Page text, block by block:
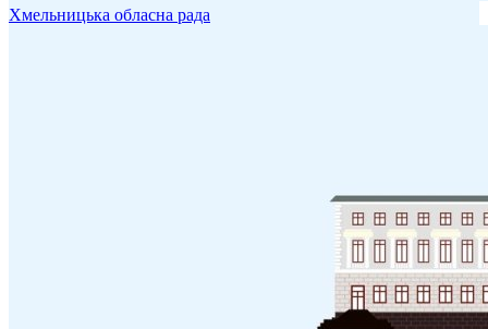
Хмельницька обласна рада